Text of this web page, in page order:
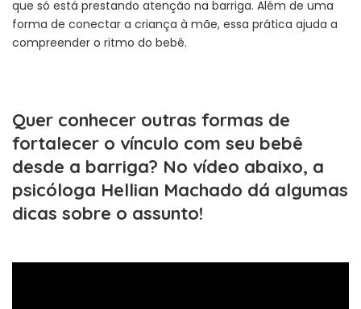
que só está prestando atenção na barriga. Além de uma
forma de conectar a criança à mãe, essa prática ajuda a
compreender o ritmo do bebê.
Quer conhecer outras formas de
fortalecer o vínculo com seu bebê
desde a barriga? No vídeo abaixo, a
psicóloga Hellian Machado dá algumas
dicas sobre o assunto!